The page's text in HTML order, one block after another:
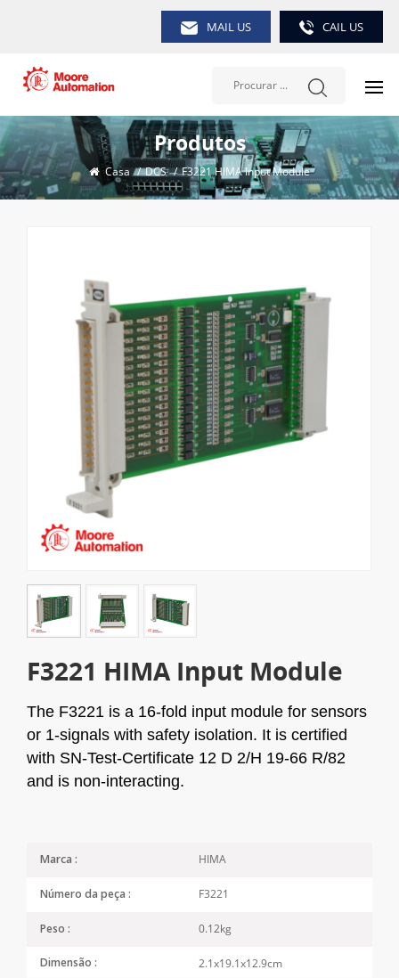
MAIL US CAIL US
Produtos
Casa / DCS / F3221 HIMA Input Module
F3221 HIMA Input Module
The F3221 is a 16-fold input module for sensors
or 1-signals with safety isolation. It is certified
with SN-Test-Certificate 12 D 2/H 19-66 R/82
and is non-interacting.
Marca : HIMA
Número da peça : F3221
Peso : 0.12kg
Dimensão : 2.1x19.1x12.9cm